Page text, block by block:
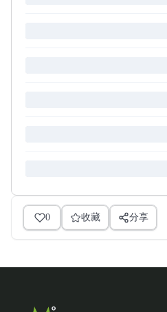
0 收藏 分享